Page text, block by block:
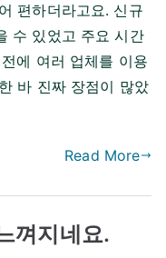
편하더라고요. 신규
수 있었고 주요 시간
에 여러 업체를 이용
바 진짜 장점이 많았
Read More
껴지네요.